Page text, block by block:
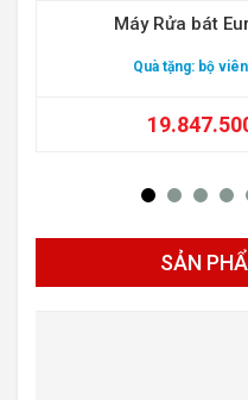
Máy Rửa bát
Quà tặng: bộ
SẢN